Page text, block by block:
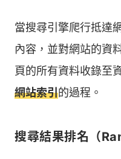
當搜尋引擎爬行抵達
內容，並對網站的資
頁的所有資料收錄至
網站索引的過程。
搜尋結果排名（